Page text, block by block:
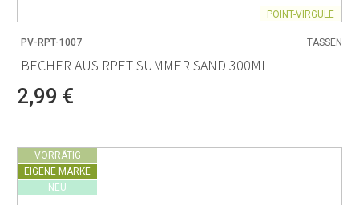
POINT-VIRGULE
PV-RPT-1007 TASSEN
BECHER AUS RPET SUMMER SAND 300ML
2,99 €
VORRÄTIG
EIGENE MARKE
NEU